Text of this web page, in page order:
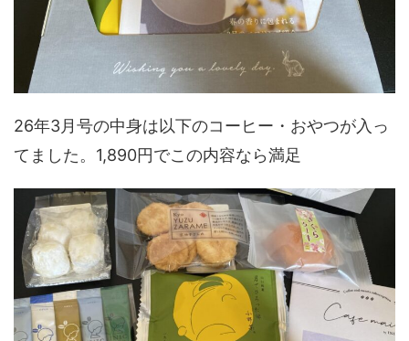
26年3月号の中身は以下のコーヒー・おやつが入っ
てました。1,890円でこの内容なら満足